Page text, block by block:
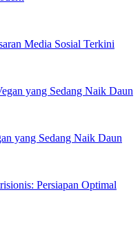
Media Sosial Terkini
yang Sedang Naik Daun